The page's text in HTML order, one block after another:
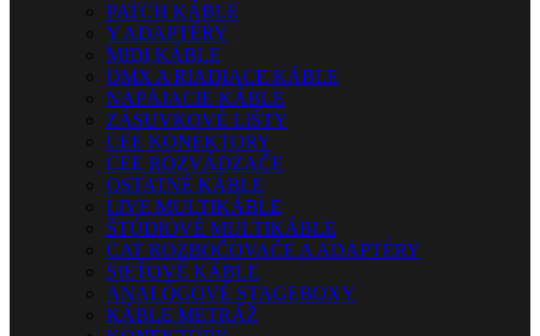
PATCH KÁBLE
Y ADAPTÉRY
MIDI KÁBLE
DMX A RIADIACE KÁBLE
NAPÁJACIE KÁBLE
ZÁSUVKOVÉ LIŠTY
CEE KONEKTORY
CEE ROZVÁDZAČE
OSTATNÉ KÁBLE
LIVE MULTIKÁBLE
ŠTÚDIOVÉ MULTIKÁBLE
CAT ROZBOČOVAČE A ADAPTÉRY
SIEŤOVÉ KÁBLE
ANALÓGOVÉ STAGEBOXY
KÁBLE METRÁŽ